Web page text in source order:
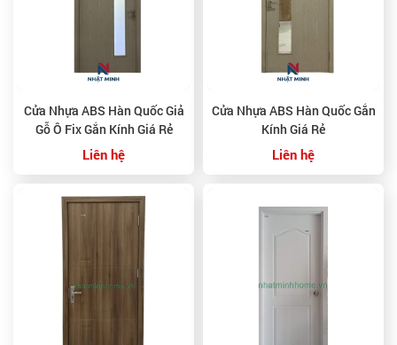
Cửa Nhựa ABS Hàn Quốc Giả
Gỗ Ô Fix Gắn Kính Giá Rẻ
Liên hệ
Cửa Nhựa ABS Hàn Quốc Gắn
Kính Giá Rẻ
Liên hệ